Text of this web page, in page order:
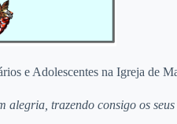
e Adolescentes na Igreja de
alegria, trazendo consigo os